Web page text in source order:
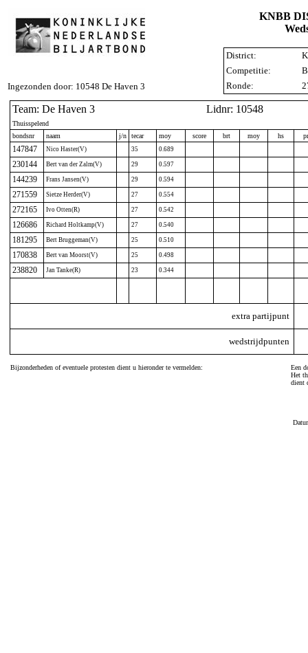
Ingezonden door: 10548 De Haven 3
KNBB
District:
Competitie:
Ronde:
Team: De Haven 3 Lidnr: 10548
Thuisspelend
bondsnr
naam j/n tecar moy score brt moy hs
147847 Nico Haster(V) 35 0.689
230144 Bert van der Zalm(V) 29 0.597
144239 Frans Jansen(V) 29 0.594
271559 Sietze Herder(V) 27 0.554
272165 Ivo Otten(R) 27 0.542
126686 Richard Holtkamp(V) 27 0.540
181295 Bert Bruggeman(V) 25 0.510
170838 Bert van Moorst(V) 25 0.498
238820 Jan Tanke(R) 23 0.344
extra partijpunt
wedstrijdpunten
Bijzonderheden of eventuele protesten dient u hieronder te vermelden:
Een
Het
dient